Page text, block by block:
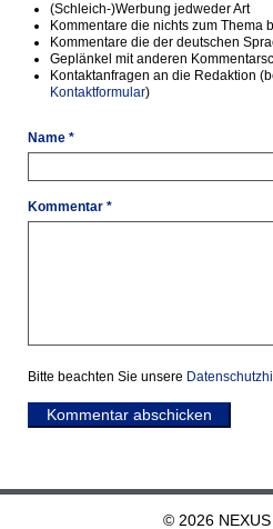
(Schleich-)Werbung jedweder Art
Kommentare die nichts zum Thema
Kommentare die der deutschen
Geplänkel mit anderen
Kontaktanfragen an die Redaktion
Kontaktformular)
Name *
Kommentar *
Bitte beachten Sie unsere
Kommentar abschicken
© 2026